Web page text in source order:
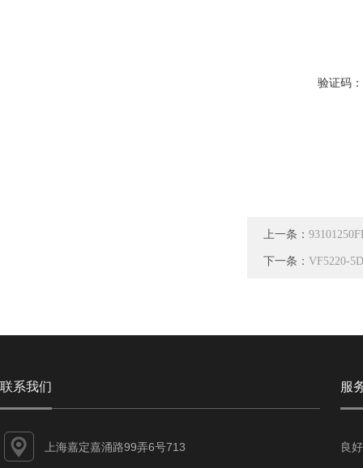
验证码：
上一条：
下一条： VF5220-
联系我们
上海嘉定嘉涌路99弄6号713
服
良